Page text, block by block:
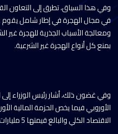
وفي هذا السياق، تطرق إلى التعاون
في مجال الهجرة في إطار شامل يقوم
ومعالجة الأسباب الجذرية للهجرة غير
بمنع كل أنواع الهجرة غير الشرعية.
وفي غضون ذلك، أشار رئيس الوزراء إلى
الأوروبي فيما يخص الحزمة المالية
الاقتصاد الكلي والبالغ قيمتها 5 مليارات يورو.